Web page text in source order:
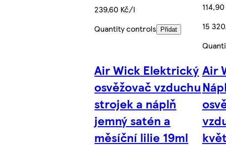
239,60 Kč/l
Quantity controls Přidat
15
Air Wick Elektrický
osvěžovač vzduchu
strojek a náplň
jemný satén a
měsíční lilie 19ml
Air